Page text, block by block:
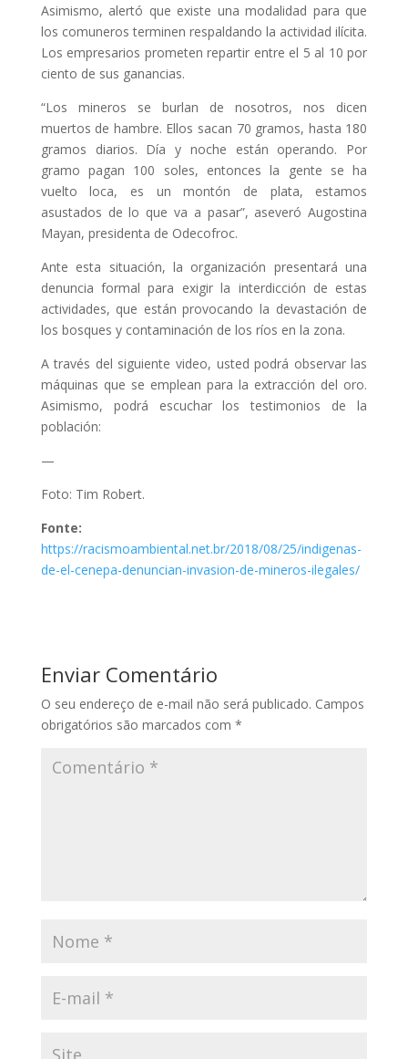
Asimismo, alertó que existe una modalidad para que
los comuneros terminen respaldando la actividad ilícita.
Los empresarios prometen repartir entre el 5 al 10 por
ciento de sus ganancias.
“Los mineros se burlan de nosotros, nos dicen
muertos de hambre. Ellos sacan 70 gramos, hasta 180
gramos diarios. Día y noche están operando. Por
gramo pagan 100 soles, entonces la gente se ha
vuelto loca, es un montón de plata, estamos
asustados de lo que va a pasar”, aseveró Augostina
Mayan, presidenta de Odecofroc.
Ante esta situación, la organización presentará una
denuncia formal para exigir la interdicción de estas
actividades, que están provocando la devastación de
los bosques y contaminación de los ríos en la zona.
A través del siguiente video, usted podrá observar las
máquinas que se emplean para la extracción del oro.
Asimismo, podrá escuchar los testimonios de la
población:
—
Foto: Tim Robert.
Fonte:
https://racismoambiental.net.br/2018/08/25/indigenas-
de-el-cenepa-denuncian-invasion-de-mineros-ilegales/
Enviar Comentário
O seu endereço de e-mail não será publicado. Campos
obrigatórios são marcados com *